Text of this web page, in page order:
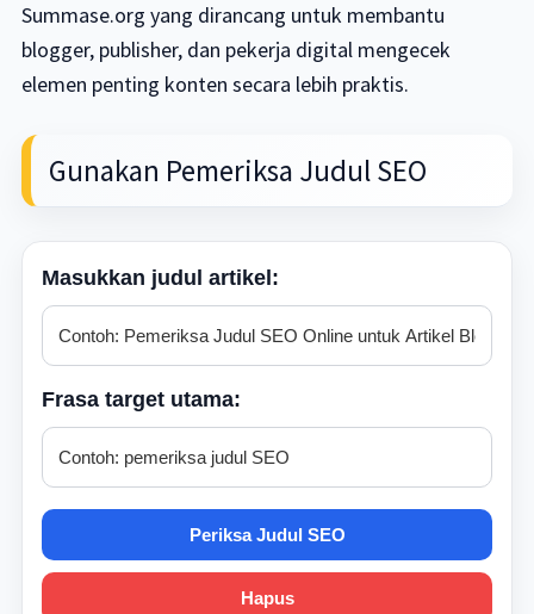
Summase.org yang dirancang untuk membantu
blogger, publisher, dan pekerja digital mengecek
elemen penting konten secara lebih praktis.
Gunakan Pemeriksa Judul SEO
Masukkan judul artikel:
Frasa target utama:
Periksa Judul SEO
Hapus